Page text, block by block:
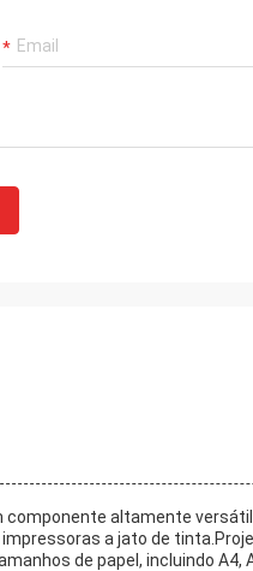
altamente
a jato de
de papel, incluindo A4,